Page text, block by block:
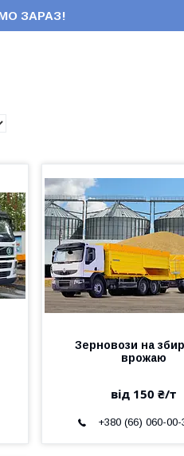
ЗАРАЗ!
Зерновози на
врожаю
від 150 ₴/т
+380 (66) 060-00-